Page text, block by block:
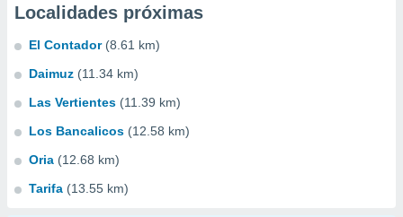
Localidades próximas
El Contador (8.61 km)
Daimuz (11.34 km)
Las Vertientes (11.39 km)
Los Bancalicos (12.58 km)
Oria (12.68 km)
Tarifa (13.55 km)